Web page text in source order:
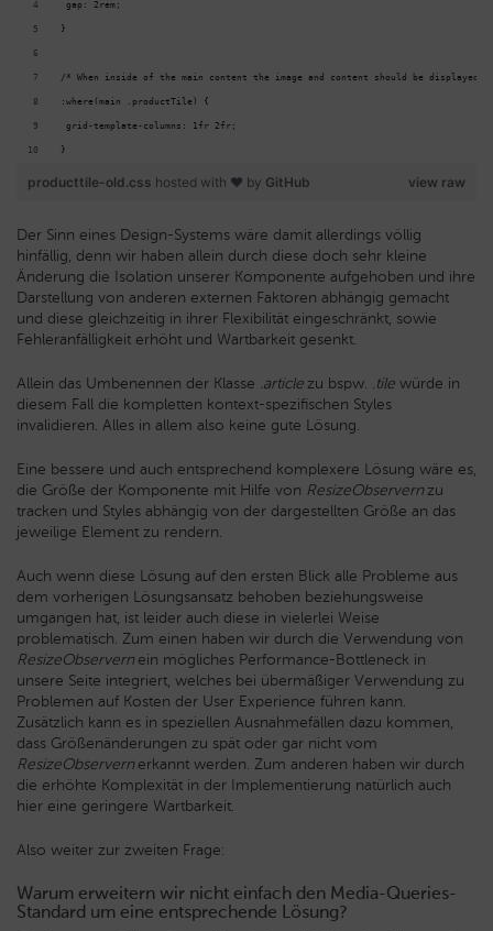
gap: 2rem;
}
/* When inside of the main content the image and content should be displayed
:where(main .productTile) {
grid-template-columns: 1fr 2fr;
}
view raw
producttile-old.css hosted with ❤ by GitHub
Der Sinn eines Design-Systems wäre damit allerdings völlig
hinfällig, denn wir haben allein durch diese doch sehr kleine
Änderung die Isolation unserer Komponente aufgehoben und ihre
Darstellung von anderen externen Faktoren abhängig gemacht
und diese gleichzeitig in ihrer Flexibilität eingeschränkt, sowie
Fehleranfälligkeit erhöht und Wartbarkeit gesenkt.
Allein das Umbenennen der Klasse .articlezu bspw. .tile würde in
diesem Fall die kompletten kontext-spezifischen Styles
invalidieren. Alles in allem also keine gute Lösung.
Eine bessere und auch entsprechend komplexere Lösung wäre es,
die Größe der Komponente mit Hilfe von ResizeObservernzu
tracken und Styles abhängig von der dargestellten Größe an das
jeweilige Element zu rendern.
Auch wenn diese Lösung auf den ersten Blick alle Probleme aus
dem vorherigen Lösungsansatz behoben beziehungsweise
umgangen hat, ist leider auch diese in vielerlei Weise
problematisch. Zum einen haben wir durch die Verwendung von
ResizeObservernein mögliches Performance-Bottleneck in
unsere Seite integriert, welches bei übermäßiger Verwendung zu
Problemen auf Kosten der User Experience führen kann.
Zusätzlich kann es in speziellen Ausnahmefällen dazu kommen,
dass Größenänderungen zu spät oder gar nicht vom
ResizeObservernerkannt werden. Zum anderen haben wir durch
die erhöhte Komplexität in der Implementierung natürlich auch
hier eine geringere Wartbarkeit.
Also weiter zur zweiten Frage:
Warum erweitern wir nicht einfach den Media-Queries-
Standard um eine entsprechende Lösung?